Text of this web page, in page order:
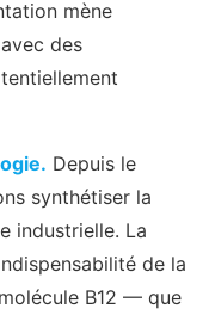
mène
des
Depuis le
synthétiser la
industrielle. La
de la
B12 — que